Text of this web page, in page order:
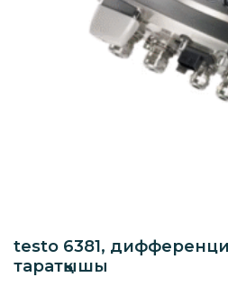
testo 6381,
таратқышы